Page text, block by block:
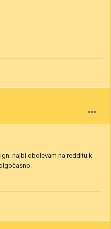
najbl obolevam na redditu k